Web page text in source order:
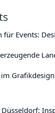
für Events:
Düsseldorf: